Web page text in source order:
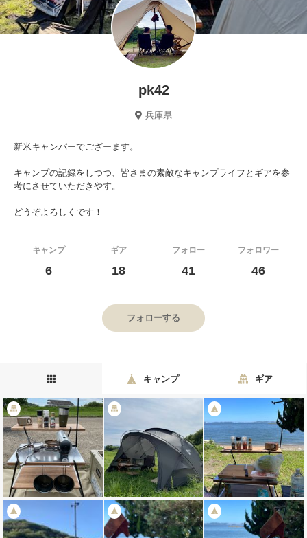
pk42
兵庫県
新米キャンパーでござーます。
キャンプの記録をしつつ、皆さまの素敵なキャンプライフとギアを参
考にさせていただきやす。
どうぞよろしくです！
キャンプ
6
ギア
18
フォロー
41
フォロワー
46
フォローする
キャンプ ギア